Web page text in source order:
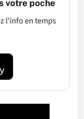
votre poche
l'info en temps